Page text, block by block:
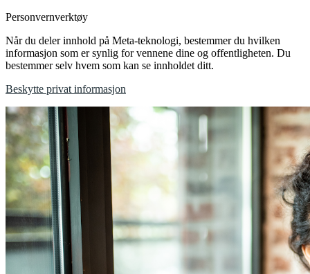
Personvernverktøy
Når du deler innhold på Meta-teknologi, bestemmer du hvilken
informasjon som er synlig for vennene dine og offentligheten. Du
bestemmer selv hvem som kan se innholdet ditt.
Beskytte privat informasjon